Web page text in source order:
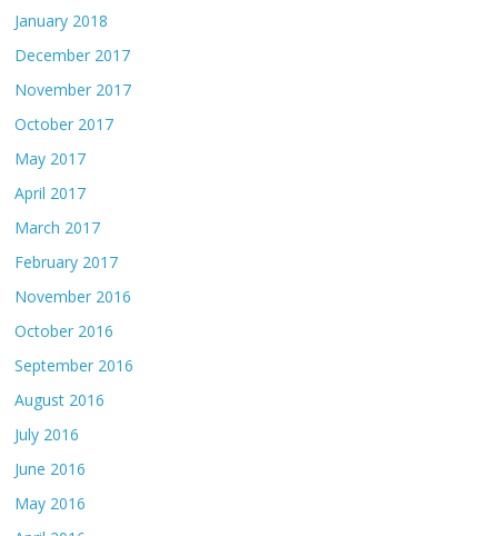
January 2018
December 2017
November 2017
October 2017
May 2017
April 2017
March 2017
February 2017
November 2016
October 2016
September 2016
August 2016
July 2016
June 2016
May 2016